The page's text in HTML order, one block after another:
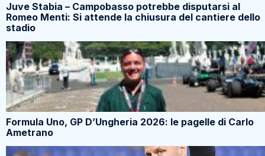
Juve Stabia – Campobasso potrebbe disputarsi al
Romeo Menti: Si attende la chiusura del cantiere dello
stadio
Formula Uno, GP D’Ungheria 2026: le pagelle di Carlo
Ametrano